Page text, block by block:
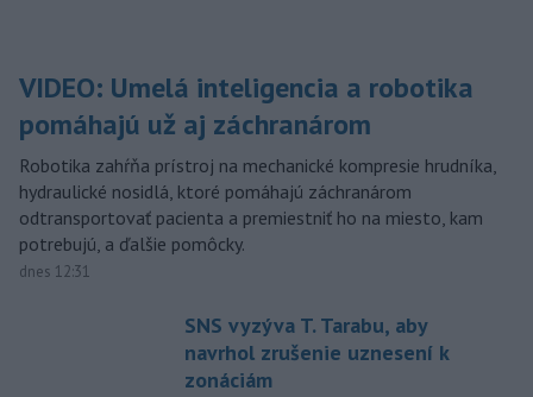
VIDEO: Umelá inteligencia a robotika
pomáhajú už aj záchranárom
Robotika zahŕňa prístroj na mechanické kompresie hrudníka,
hydraulické nosidlá, ktoré pomáhajú záchranárom
odtransportovať pacienta a premiestniť ho na miesto, kam
potrebujú, a ďalšie pomôcky.
dnes 12:31
SNS vyzýva T. Tarabu, aby
navrhol zrušenie uznesení k
zonáciám